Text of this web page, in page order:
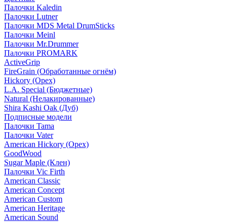
Палочки Kaledin
Палочки Lutner
Палочки MDS Metal DrumSticks
Палочки Meinl
Палочки Mr.Drummer
Палочки PROMARK
ActiveGrip
FireGrain (Обработанные огнём)
Hickory (Орех)
L.A. Special (Бюджетные)
Natural (Нелакированные)
Shira Kashi Oak (Дуб)
Подписные модели
Палочки Tama
Палочки Vater
American Hickory (Орех)
GoodWood
Sugar Maple (Клен)
Палочки Vic Firth
American Classic
American Concept
American Custom
American Heritage
American Sound